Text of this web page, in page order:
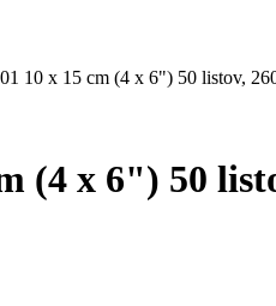
10 x 15 cm (4 x 6") 50 listov,
(4 x 6") 50